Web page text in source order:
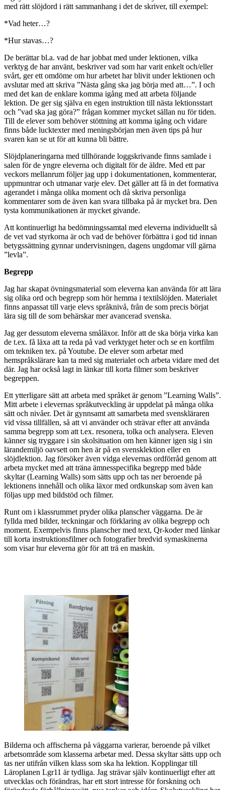
med rätt slöjdord i rätt sammanhang i det de skriver, till exempel:
*Vad heter…?
*Hur stavas…?
De berättar bl.a. vad de har jobbat med under lektionen, vilka
verktyg de har använt, beskriver vad som har varit enkelt och/eller
svårt, ger ett omdöme om hur arbetet har blivit under lektionen och
avslutar med att skriva ”Nästa gång ska jag börja med att…”. I och
med det kan de enklare komma igång med att arbeta följande
lektion. De ger sig själva en egen instruktion till nästa lektionsstart
och ”vad ska jag göra?” frågan kommer mycket sällan nu för tiden.
Till de elever som behöver stöttning att komma igång och vidare
finns både lucktexter med meningsbörjan men även tips på hur
svaren kan se ut för att kunna bli bättre.
Slöjdplaneringarna med tillhörande loggskrivande finns samlade i
salen för de yngre eleverna och digitalt för de äldre. Med ett par
veckors mellanrum följer jag upp i dokumentationen, kommenterar,
uppmuntrar och utmanar varje elev. Det gäller att få in det formativa
agerandet i många olika moment och då skriva personliga
kommentarer som de även kan svara tillbaka på är mycket bra. Den
tysta kommunikationen är mycket givande.
Att kontinuerligt ha bedömningssamtal med eleverna individuellt så
de vet vad styrkorna är och vad de behöver förbättra i god tid innan
betygssättning gynnar undervisningen, dagens ungdomar vill gärna
”levla”.
Begrepp
Jag har skapat övningsmaterial som eleverna kan använda för att lära
sig olika ord och begrepp som hör hemma i textilslöjden. Materialet
finns anpassat till varje elevs språknivå, från de som precis börjat
lära sig till de som behärskar mer avancerad svenska.
Jag ger dessutom eleverna småläxor. Inför att de ska börja virka kan
de t.ex. få läxa att ta reda på vad verktyget heter och se en kortfilm
om tekniken tex. på Youtube. De elever som arbetar med
hemspråkslärare kan ta med sig materialet och arbeta vidare med det
där. Jag har också lagt in länkar till korta filmer som beskriver
begreppen.
Ett ytterligare sätt att arbeta med språket är genom ”Learning Walls”.
Mitt arbete i elevernas språkutveckling är uppdelat på många olika
sätt och nivåer. Det är gynnsamt att samarbeta med svenskläraren
vid vissa tillfällen, så att vi använder och strävar efter att använda
samma begrepp som att t.ex. resonera, tolka och analysera. Eleven
känner sig tryggare i sin skolsituation om hen känner igen sig i sin
lärandemiljö oavsett om hen är på en svensklektion eller en
slöjdlektion. Jag försöker även vidga elevernas ordförråd genom att
arbeta mycket med att träna ämnesspecifika begrepp med både
skyltar (Learning Walls) som sätts upp och tas ner beroende på
lektionens innehåll och olika läxor med ordkunskap som även kan
följas upp med bildstöd och filmer.
Runt om i klassrummet pryder olika planscher väggarna. De är
fyllda med bilder, teckningar och förklaring av olika begrepp och
moment. Exempelvis finns planscher med text, Qr-koder med länkar
till korta instruktionsfilmer och fotografier bredvid symaskinerna
som visar hur eleverna gör för att trä en maskin.
Bilderna och affischerna på väggarna varierar, beroende på vilket
arbetsområde som klasserna arbetar med. Dessa skyltar sätts upp och
tas ner utifrån vilken klass som ska ha lektion. Kopplingar till
Läroplanen Lgr11 är tydliga. Jag strävar själv kontinuerligt efter att
utvecklas och förändras, har ett stort intresse för forskning och